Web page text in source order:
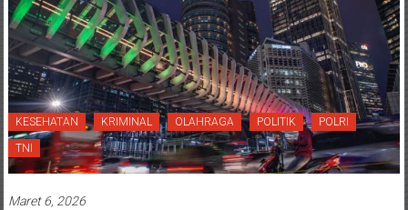
KESEHATAN KRIMINAL OLAHRAGA POLITIK POLRI
TNI
Maret 6, 2026